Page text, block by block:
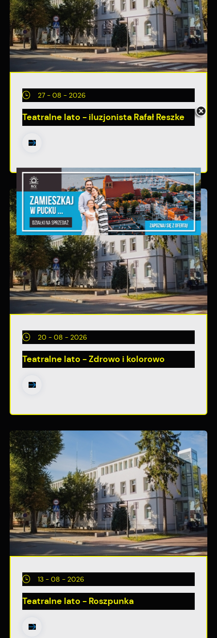
27 - 08 - 2026
Teatralne lato - iluzjonista Rafał Reszke
20 - 08 - 2026
Teatralne lato - Zdrowo i kolorowo
13 - 08 - 2026
Teatralne lato - Roszpunka